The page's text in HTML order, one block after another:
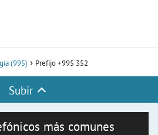
(995) Prefijo +995 352
Subir
más comunes